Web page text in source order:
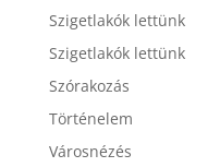
Szigetlakók lettünk
Szigetlakók lettünk
Szórakozás
Történelem
Városnézés